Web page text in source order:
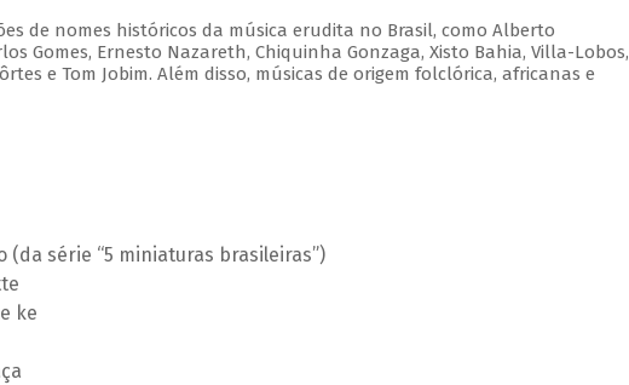
de nomes históricos da música erudita no Brasil, como Alberto
Gomes, Ernesto Nazareth, Chiquinha Gonzaga, Xisto Bahia, Villa-Lobos,
e Tom Jobim. Além disso, músicas de origem folclórica, africanas e
(da série “5 miniaturas brasileiras”)
ke